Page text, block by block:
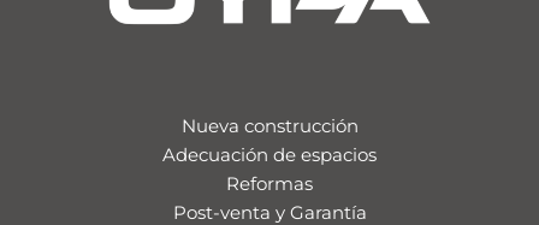
Nueva construcción
Adecuación de espacios
Reformas
Post-venta y Garantía